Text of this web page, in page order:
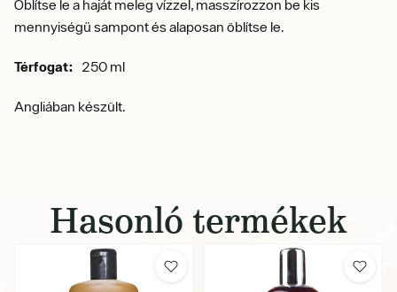
Öblítse le a haját meleg vízzel, masszírozzon be kis
mennyiségű sampont és alaposan öblítse le.
Térfogat: 250 ml
Angliában készült.
Hasonló termékek